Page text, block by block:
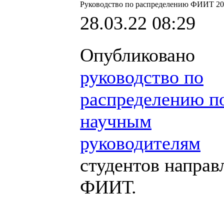
Руководство по распределению ФИИТ
28.03.22 08:29
Опубликовано
руководство по
распределению
научным
руководителям
студентов
ФИИТ.